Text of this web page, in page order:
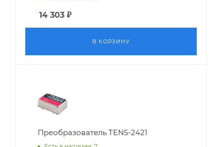
14 303 ₽
В КОРЗИНУ
Преобразователь TEN5-2421